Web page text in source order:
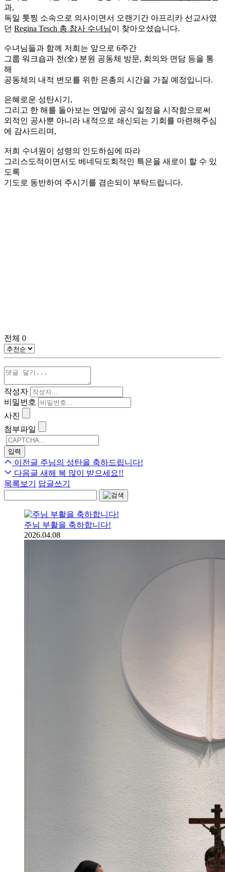
과,
독일 툿찡 소속으로 의사이면서 오랜기간 아프리카 선교사였
던 Regina Tesch 총 참사 수녀님이 찾아오셨습니다.
수녀님들과 함께 저희는 앞으로 6주간
그룹 워크숍과 전(全) 분원 공동체 방문, 회의와 면담 등을 통
해
공동체의 내적 변모를 위한 은총의 시간을 가질 예정입니다.
은혜로운 성탄시기,
그리고 한 해를 돌아보는 연말에 공식 일정을 시작함으로써
외적인 공사뿐 아니라 내적으로 쇄신되는 기회를 마련해주심
에 감사드리며,
저희 수녀원이 성령의 인도하심에 따라
그리스도적이면서도 베네딕도회적인 특은을 새로이 할 수 있
도록
기도로 동반하여 주시기를 겸손되이 부탁드립니다.
전체 0
작성자
비밀번호
사진
첨부파일
이전글 주님의 성탄을 축하드립니다!
다음글 새해 복 많이 받으세요!!
목록보기
답글쓰기
주님 부활을 축하합니다!
2026.04.08